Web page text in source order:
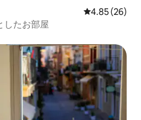
レビュー26
4.85 (26)
したお部屋